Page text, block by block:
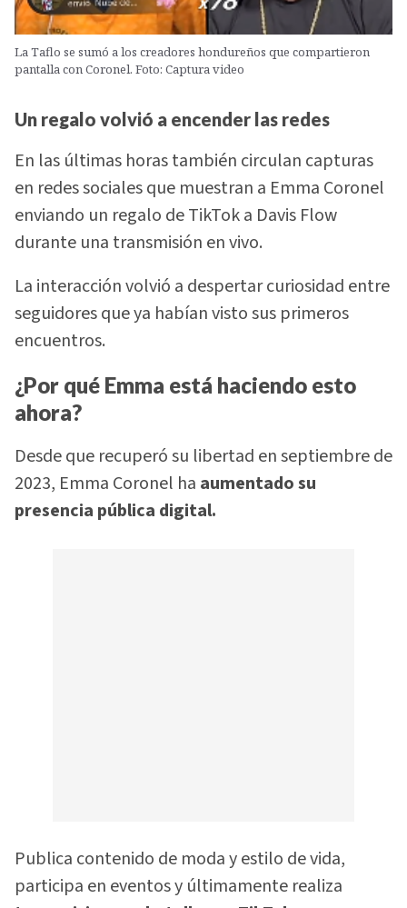
La Taflo se sumó a los creadores hondureños que compartieron
pantalla con Coronel. Foto: Captura video
Un regalo volvió a encender las redes
En las últimas horas también circulan capturas
en redes sociales que muestran a Emma Coronel
enviando un regalo de TikTok a Davis Flow
durante una transmisión en vivo.
La interacción volvió a despertar curiosidad entre
seguidores que ya habían visto sus primeros
encuentros.
¿Por qué Emma está haciendo esto
ahora?
Desde que recuperó su libertad en septiembre de
2023, Emma Coronel ha aumentado su
presencia pública digital.
Publica contenido de moda y estilo de vida,
participa en eventos y últimamente realiza